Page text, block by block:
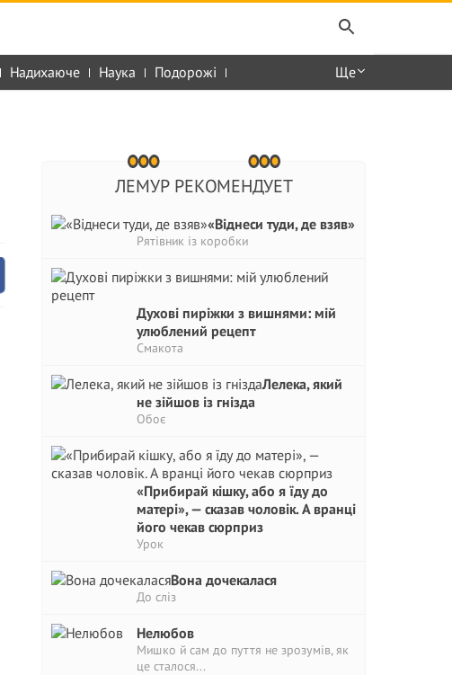
Надихаюче Наука Подорожі Ще
ЛЕМУР РЕКОМЕНДУЕТ
«Віднеси туди, де взяв»
Рятівник із коробки
Духові пиріжки з вишнями: мій
улюблений рецепт
Смакота
Лелека, який
не зійшов із гнізда
Обоє
«Прибирай кішку, або я їду до
матері», — сказав чоловік. А вранці
його чекав сюрприз
Урок
Вона дочекалася
До сліз
Нелюбов
Мишко й сам до пуття не зрозумів, як
це сталося...